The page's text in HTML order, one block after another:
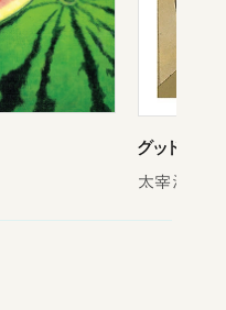
グッド・バ
太宰治